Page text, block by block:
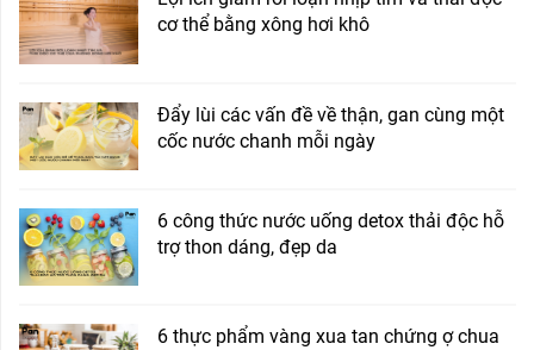
cơ thể bằng xông hơi khô
Đẩy lùi các vấn đề về thận, gan cùng một
cốc nước chanh mỗi ngày
6 công thức nước uống detox thải độc hỗ
trợ thon dáng, đẹp da
6 thực phẩm vàng xua tan chứng ợ chua